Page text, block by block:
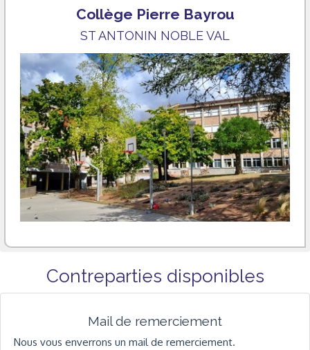
Collège Pierre Bayrou
ST ANTONIN NOBLE VAL
Contreparties disponibles
Mail de remerciement
Nous vous enverrons un mail de remerciement.